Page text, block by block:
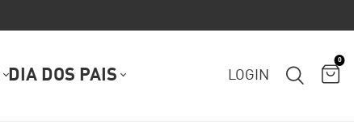
DIA DOS PAIS LOGIN
0